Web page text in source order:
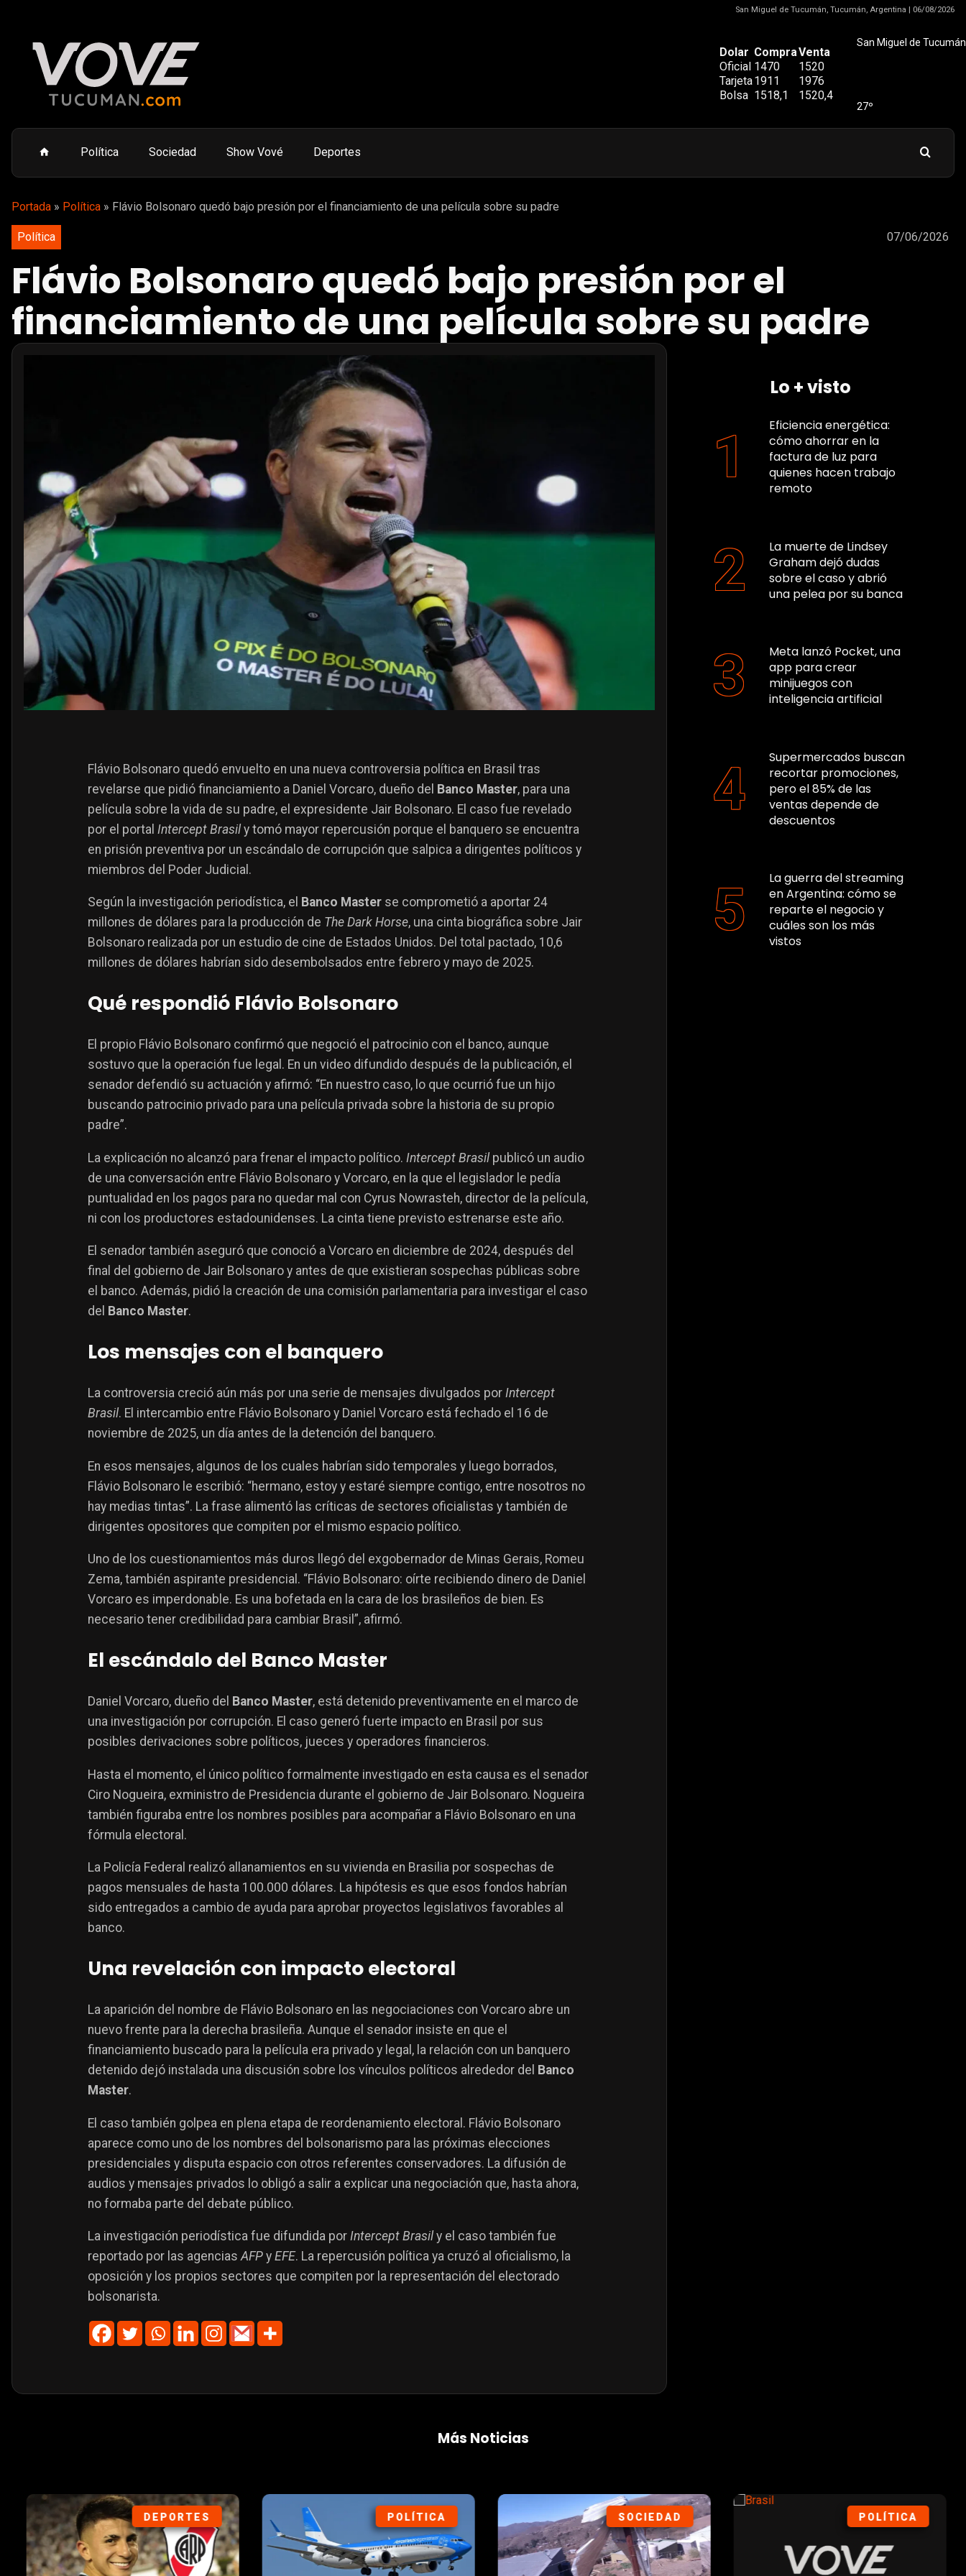
San Miguel de Tucumán, Tucumán, Argentina | 06/08/2026
Dolar CompraVenta
Oficial 1470
1520
Tarjeta1911
1976
Bolsa 1518,1 1520,4
San Miguel de Tucumán
27º
Política Sociedad Show Vové Deportes
Portada » Política » Flávio Bolsonaro quedó bajo presión por el financiamiento de una película sobre su padre
Política 07/06/2026
Flávio Bolsonaro quedó bajo presión por el
financiamiento de una película sobre su padre
Flávio Bolsonaro quedó envuelto en una nueva controversia política en Brasil tras
revelarse que pidió financiamiento a Daniel Vorcaro, dueño del Banco Master, para una
película sobre la vida de su padre, el expresidente Jair Bolsonaro. El caso fue revelado
por el portal Intercept Brasily tomó mayor repercusión porque el banquero se encuentra
en prisión preventiva por un escándalo de corrupción que salpica a dirigentes políticos y
miembros del Poder Judicial.
Según la investigación periodística, el Banco Master se comprometió a aportar 24
millones de dólares para la producción de The Dark Horse, una cinta biográfica sobre Jair
Bolsonaro realizada por un estudio de cine de Estados Unidos. Del total pactado, 10,6
millones de dólares habrían sido desembolsados entre febrero y mayo de 2025.
Qué respondió Flávio Bolsonaro
El propio Flávio Bolsonaro confirmó que negoció el patrocinio con el banco, aunque
sostuvo que la operación fue legal. En un video difundido después de la publicación, el
senador defendió su actuación y afirmó: “En nuestro caso, lo que ocurrió fue un hijo
buscando patrocinio privado para una película privada sobre la historia de su propio
padre”.
La explicación no alcanzó para frenar el impacto político. Intercept Brasilpublicó un audio
de una conversación entre Flávio Bolsonaro y Vorcaro, en la que el legislador le pedía
puntualidad en los pagos para no quedar mal con Cyrus Nowrasteh, director de la película,
ni con los productores estadounidenses. La cinta tiene previsto estrenarse este año.
El senador también aseguró que conoció a Vorcaro en diciembre de 2024, después del
final del gobierno de Jair Bolsonaro y antes de que existieran sospechas públicas sobre
el banco. Además, pidió la creación de una comisión parlamentaria para investigar el caso
del Banco Master.
Los mensajes con el banquero
La controversia creció aún más por una serie de mensajes divulgados por Intercept
Brasil. El intercambio entre Flávio Bolsonaro y Daniel Vorcaro está fechado el 16 de
noviembre de 2025, un día antes de la detención del banquero.
En esos mensajes, algunos de los cuales habrían sido temporales y luego borrados,
Flávio Bolsonaro le escribió: “hermano, estoy y estaré siempre contigo, entre nosotros no
hay medias tintas”. La frase alimentó las críticas de sectores oficialistas y también de
dirigentes opositores que compiten por el mismo espacio político.
Uno de los cuestionamientos más duros llegó del exgobernador de Minas Gerais, Romeu
Zema, también aspirante presidencial. “Flávio Bolsonaro: oírte recibiendo dinero de Daniel
Vorcaro es imperdonable. Es una bofetada en la cara de los brasileños de bien. Es
necesario tener credibilidad para cambiar Brasil”, afirmó.
El escándalo del Banco Master
Daniel Vorcaro, dueño del Banco Master, está detenido preventivamente en el marco de
una investigación por corrupción. El caso generó fuerte impacto en Brasil por sus
posibles derivaciones sobre políticos, jueces y operadores financieros.
Hasta el momento, el único político formalmente investigado en esta causa es el senador
Ciro Nogueira, exministro de Presidencia durante el gobierno de Jair Bolsonaro. Nogueira
también figuraba entre los nombres posibles para acompañar a Flávio Bolsonaro en una
fórmula electoral.
La Policía Federal realizó allanamientos en su vivienda en Brasilia por sospechas de
pagos mensuales de hasta 100.000 dólares. La hipótesis es que esos fondos habrían
sido entregados a cambio de ayuda para aprobar proyectos legislativos favorables al
banco.
Una revelación con impacto electoral
La aparición del nombre de Flávio Bolsonaro en las negociaciones con Vorcaro abre un
nuevo frente para la derecha brasileña. Aunque el senador insiste en que el
financiamiento buscado para la película era privado y legal, la relación con un banquero
detenido dejó instalada una discusión sobre los vínculos políticos alrededor del Banco
Master.
El caso también golpea en plena etapa de reordenamiento electoral. Flávio Bolsonaro
aparece como uno de los nombres del bolsonarismo para las próximas elecciones
presidenciales y disputa espacio con otros referentes conservadores. La difusión de
audios y mensajes privados lo obligó a salir a explicar una negociación que, hasta ahora,
no formaba parte del debate público.
La investigación periodística fue difundida por Intercept Brasil y el caso también fue
reportado por las agenciasAFP y EFE. La repercusión política ya cruzó al oficialismo, la
oposición y los propios sectores que compiten por la representación del electorado
bolsonarista.
Lo + visto
Eficiencia energética:
cómo ahorrar en la
factura de luz para
quienes hacen trabajo
remoto
La muerte de Lindsey
Graham dejó dudas
sobre el caso y abrió
una pelea por su banca
Meta lanzó Pocket, una
app para crear
minijuegos con
inteligencia artificial
Supermercados buscan
recortar promociones,
pero el 85% de las
ventas depende de
descuentos
La guerra del streaming
en Argentina: cómo se
reparte el negocio y
cuáles son los más
vistos
Más Noticias
DEPORTES POLÍTICA SOCIEDAD POLÍTICA